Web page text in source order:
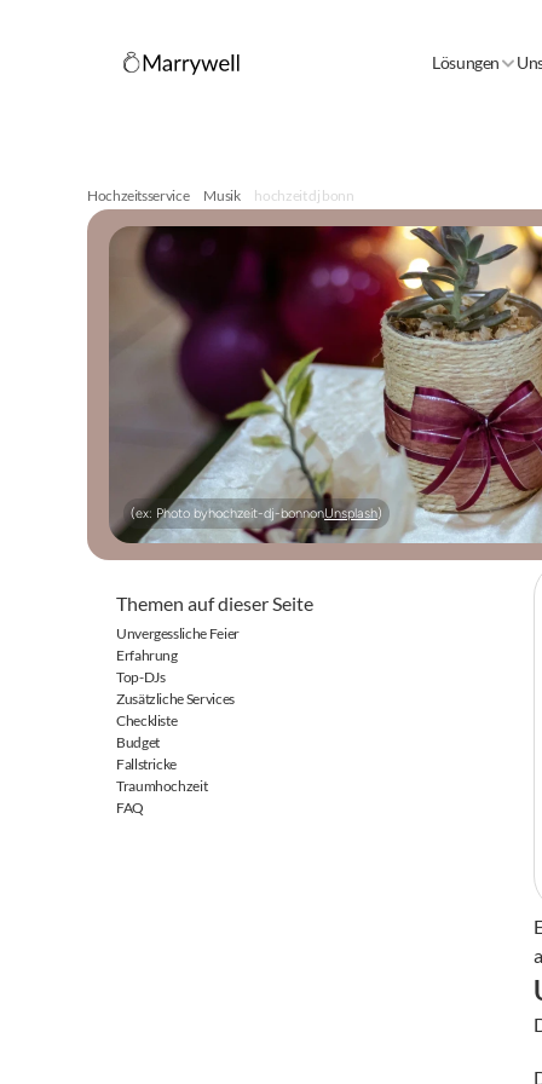
Lösungen
Hochzeitsservice Musik hochzeit dj bonn
(ex: Photo byhochzeit-dj-bonnonUnsplash)
Themen auf dieser Seite
Unvergessliche Feier
Erfahrung
Top-DJs
Zusätzliche Services
Checkliste
Budget
Fallstricke
Traumhochzeit
FAQ